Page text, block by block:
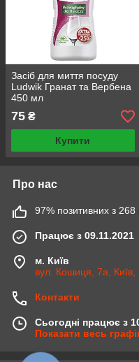
Засіб для миття посуду
Ludwik Гранат та Вербена
450 мл
75 ₴
Купити
Про нас
97% позитивних з 268
Працює з 09.11.2021
м. Київ
вул. Кошиця, 7а, Київ,
Контакти
Сьогодні працює з
Показати весь